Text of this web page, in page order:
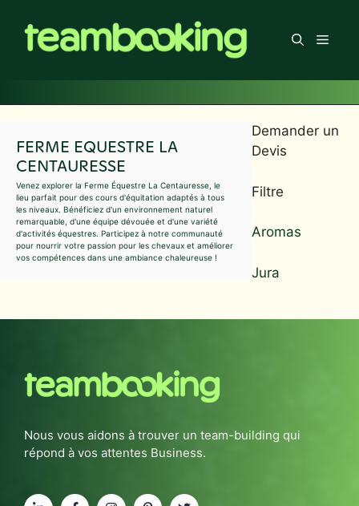
contenu
Menu
FERME EQUESTRE LA
CENTAURESSE
Venez explorer la Ferme Équestre La Centauresse, le
lieu parfait pour des cours d'équitation adaptés à tous
les niveaux. Bénéficiez d'un environnement naturel
remarquable, d'une équipe dévouée et d'une variété
d'activités équestres. Participez à notre communauté
pour nourrir votre passion pour les chevaux et améliorer
vos compétences dans une ambiance chaleureuse !
Demander un
Devis
Filtre
Aromas
Jura
Nous vous aidons à trouver un team-building qui
répond à vos attentes Business.